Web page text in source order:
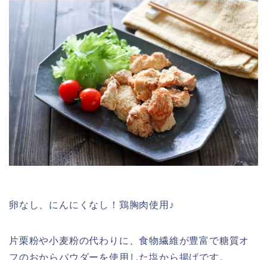
卵なし、にんにくなし！鶏胸肉使用♪
片栗粉や小麦粉の代わりに、食物繊維が豊富で糖質オ
フのおからパウダーを使用した塩から揚げです。